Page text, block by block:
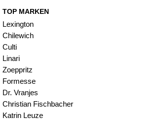
TOP MARKEN
Lexington
Chilewich
Culti
Linari
Zoeppritz
Formesse
Dr. Vranjes
Christian Fischbacher
Katrin Leuze